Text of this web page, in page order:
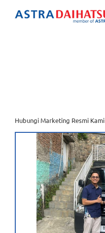
Hubungi Marketing Resmi Kami